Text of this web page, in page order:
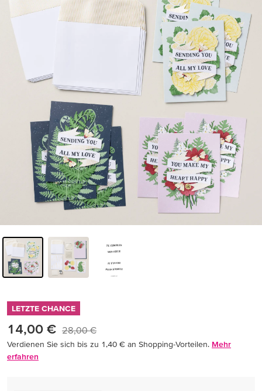
LETZTE CHANCE
14,00 € 28,00 €
Verdienen Sie sich bis zu 1,40 € an Shopping-Vorteilen. Mehr
erfahren